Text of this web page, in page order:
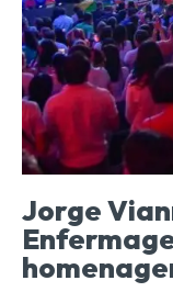
Jorge